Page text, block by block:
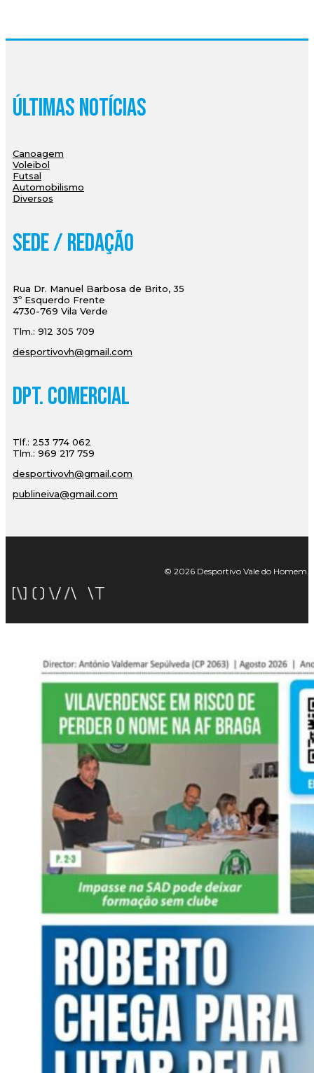
Últimas Notícias
Canoagem
Voleibol
Futsal
Automobilismo
Diversos
Sede / Redação
Rua Dr. Manuel Barbosa de Brito, 35
3º Esquerdo Frente
4730-769 Vila Verde
Tlm.: 912 305 709
desportivovh@gmail.com
Dpt. Comercial
Tlf.: 253 774 062
Tlm.: 969 217 759
desportivovh@gmail.com
publineiva@gmail.com
© 2026 Desportivo Vale do Homem.